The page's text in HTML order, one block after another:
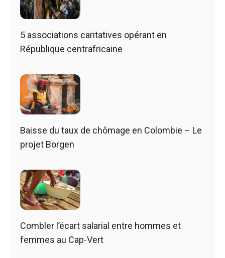
5 associations caritatives opérant en
République centrafricaine
Baisse du taux de chômage en Colombie – Le
projet Borgen
Combler l’écart salarial entre hommes et
femmes au Cap-Vert